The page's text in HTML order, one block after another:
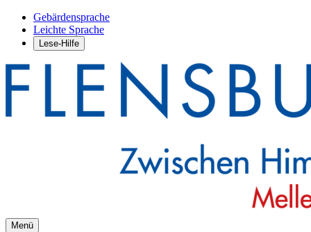
Gebärdensprache
Leichte Sprache
Lese-Hilfe
Menü